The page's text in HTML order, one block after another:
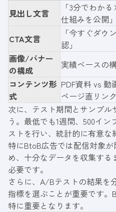
見出し文言
「3分でわか
仕組みを公開」
CTA文言
「今すぐダウ
認」
画像/バナー
の構成
実績ベースの
コンテンツ形
式
PDF資料 vs
ページ直リンク
次に、テスト期間とサンプル
う。最低でも1週間、500イ
ストを行い、統計的に有意な
特にBtoB広告では配信対象
め、十分なデータを収集す
必要です。
さらに、A/Bテストの結果を
指標を選ぶことが重要です
特に重要となります。